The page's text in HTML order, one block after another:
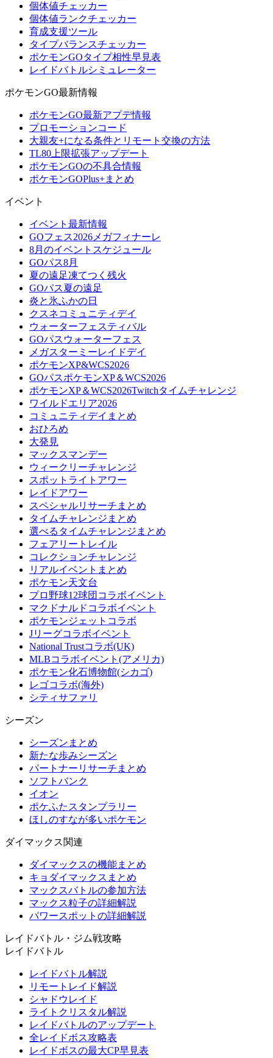
個体値チェッカー
個体値ランクチェッカー
育成支援ツール
タイプバランスチェッカー
ポケモンGOタイプ相性早見表
レイドバトルシミュレーター
ポケモンGO最新情報
ポケモンGO最新アプデ情報
プロモーションコード
大親友+になる条件とリモート交換の方法
TL80上限拡張アップデート
ポケモンGOの不具合情報
ポケモンGOPlus+まとめ
イベント
イベント最新情報
GOフェス2026メガフィナーレ
8月のイベントスケジュール
GOパス8月
夏の遠足凍てつく残火
GOパス夏の遠足
炎と氷ふかの日
クスネコミュニティデイ
ウォーターフェスティバル
GOパスウォーターフェス
メガスターミーレイドデイ
ポケモンXP&WCS2026
GOパスポケモンXP＆WCS2026
ポケモンXP＆WCS2026Twitchタイムチャレンジ
ワイルドエリア2026
コミュニティデイまとめ
おひろめ
大発見
マックスマンデー
ウィークリーチャレンジ
スポットライトアワー
レイドアワー
スペシャルリサーチまとめ
タイムチャレンジまとめ
選べるタイムチャレンジまとめ
フェアリートレイル
コレクションチャレンジ
リアルイベントまとめ
ポケモン天文台
プロ野球12球団コラボイベント
マクドナルドコラボイベント
ポケモンジェットコラボ
Jリーグコラボイベント
National Trustコラボ(UK)
MLBコラボイベント(アメリカ)
ポケモン化石博物館(シカゴ)
レゴコラボ(海外)
シティサファリ
シーズン
シーズンまとめ
新たな歩みシーズン
パートナーリサーチまとめ
ソフトバンク
イオン
ポケふたスタンプラリー
ほしのすなが多いポケモン
ダイマックス関連
ダイマックスの機能まとめ
キョダイマックスまとめ
マックスバトルの参加方法
マックス粒子の詳細解説
パワースポットの詳細解説
レイドバトル・ジム戦攻略
レイドバトル
レイドバトル解説
リモートレイド解説
シャドウレイド
ライトクリスタル解説
レイドバトルのアップデート
全レイドボス攻略表
レイドボスの最大CP早見表